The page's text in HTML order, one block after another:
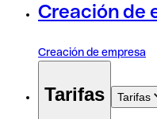
Creación de
Creación de empresa
Tarifas Tarifas